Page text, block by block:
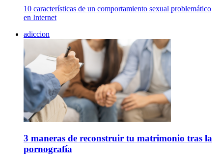
10 características de un comportamiento sexual problemático
en Internet
adiccion
3 maneras de reconstruir tu matrimonio tras la
pornografía